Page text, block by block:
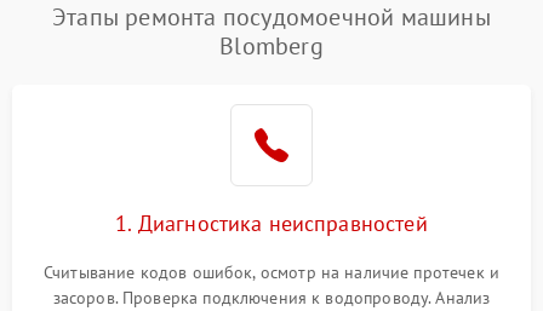
Этапы ремонта посудомоечной машины
Blomberg
1. Диагностика неисправностей
Считывание кодов ошибок, осмотр на наличие протечек и
засоров. Проверка подключения к водопроводу. Анализ